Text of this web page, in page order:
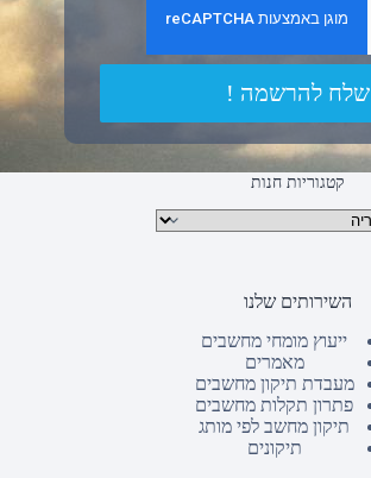
שלח להרשמה !
קטגוריות חנות
קטגוריות מוצרים
השירותים שלנו
ייעוץ מומחי מחשבים
מאמרים
מעבדת תיקון מחשבים
פתרון תקלות מחשבים
תיקון מחשב לפי מותג
תיקונים